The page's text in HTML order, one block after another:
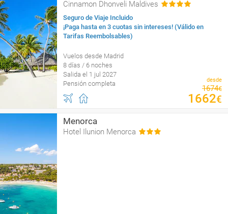
Cinnamon Dhonveli Maldives
Seguro de Viaje Incluido
¡Paga hasta en 3 cuotas sin intereses! (Válido en
Tarifas Reembolsables)
Vuelos desde Madrid
8 días / 6 noches
Salida el 1 jul 2027
Pensión completa
desde
1674€
1662€
Menorca
Hotel Ilunion Menorca